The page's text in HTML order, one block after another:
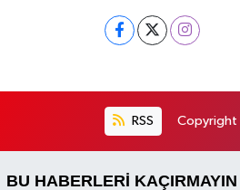
RSS Copyright